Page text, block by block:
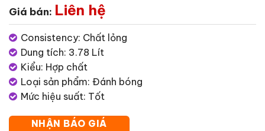
Giá bán: Liên hệ
Consistency: Chất lỏng
Dung tích: 3.78 Lít
Kiểu: Hợp chất
Loại sản phẩm: Đánh bóng
Mức hiệu suất: Tốt
NHẬN BÁO GIÁ